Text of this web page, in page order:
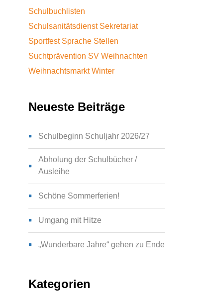
Schulbuchlisten
Schulsanitätsdienst Sekretariat
Sportfest Sprache Stellen
Suchtprävention SV Weihnachten
Weihnachtsmarkt Winter
Neueste Beiträge
Schulbeginn Schuljahr 2026/27
Abholung der Schulbücher /
Ausleihe
Schöne Sommerferien!
Umgang mit Hitze
„Wunderbare Jahre“ gehen zu Ende
Kategorien